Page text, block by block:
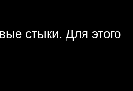
стыки. Для этого